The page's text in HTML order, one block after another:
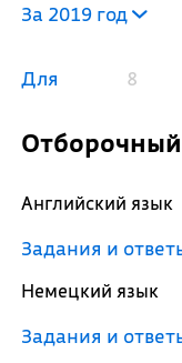
За 2019 год
Для 8
Английский язык
Задания и
Немецкий язык
Задания и